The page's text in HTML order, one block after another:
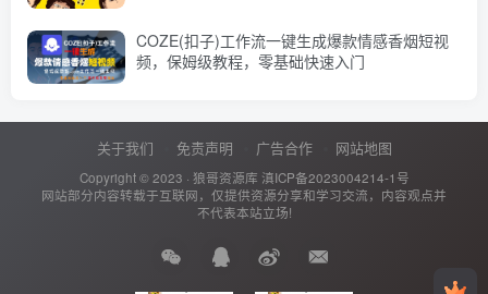
COZE(扣子)工作流一键生成爆款情感香烟短视
频，保姆级教程，零基础快速入门
关于我们 免责声明 广告合作 网站地图
Copyright © 2023 · 狼哥资源库 滇ICP备2023004214-1号
网站部分内容转载于互联网，仅提供资源分享和学习交流，内容观点并
不代表本站立场!